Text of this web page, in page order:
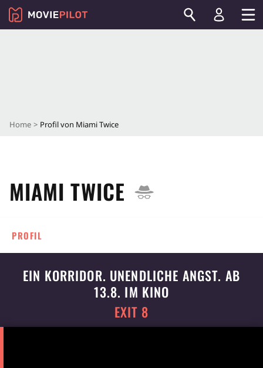
Home Profil von Miami Twice
MIAMI TWICE
PROFIL
EIN KORRIDOR. UNENDLICHE ANGST. AB
13.8. IM KINO
EXIT 8